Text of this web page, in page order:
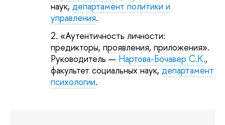
наук,департамент политики и
управления.
«Аутентичность личности:
предикторы, проявления, приложения».
Руководитель — Нартова-Бочавер С.К.,
факультет социальных наук,департамент
психологии.